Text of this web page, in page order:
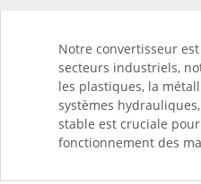
Notre convertisseur
secteurs industriels,
les plastiques, la
systèmes
stable est cruciale
fonctionnement des